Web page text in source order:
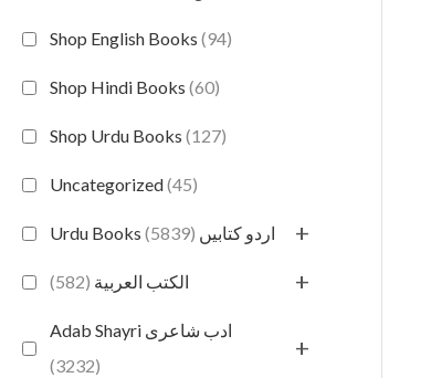
Shop English Books (94)
Shop Hindi Books (60)
Shop Urdu Books (127)
Uncategorized(45)
Urdu Books اردو کتابیں (5839) +
الكتب العربية (582) +
Adab Shayri ادب شاعری
(3232)
+